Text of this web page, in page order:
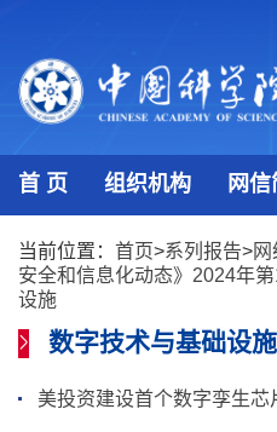
首 页 组织机构 网
当前位置： 首页>系列报告>
安全和信息化动态》2024年第
设施
数字技术与基础设施
美投资建设首个数字孪生芯